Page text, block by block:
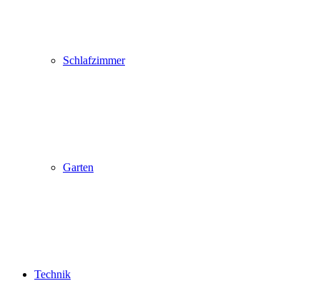
Schlafzimmer
Garten
Technik